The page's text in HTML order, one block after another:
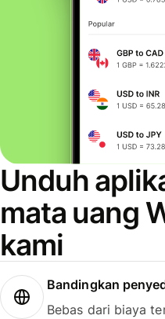
Unduh
mata uang
kami
Bandingkan
Bebas dari biaya